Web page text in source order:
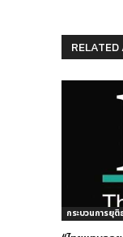
กระบวนการยุติ